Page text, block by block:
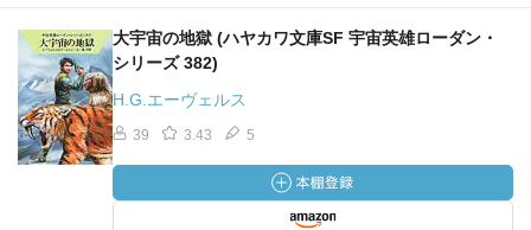
大宇宙の地獄 (ハヤカワ文庫SF 宇宙英雄ローダン・
シリーズ 382)
H.G.エーヴェルス
39 3.43 5